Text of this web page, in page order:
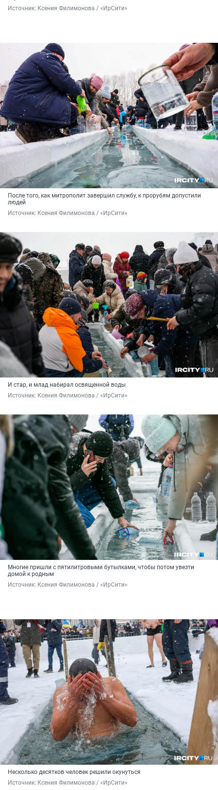
Источник: Ксения Филимонова / «ИрСити»
После того, как митрополит завершил службу, к прорубям допустили
людей
Источник: Ксения Филимонова / «ИрСити»
И стар, и млад набирал освященной воды
Источник: Ксения Филимонова / «ИрСити»
Многие пришли с пятилитровыми бутылками, чтобы потом увезти
домой к родным
Источник: Ксения Филимонова / «ИрСити»
Несколько десятков человек решили окунуться
Источник: Ксения Филимонова / «ИрСити»